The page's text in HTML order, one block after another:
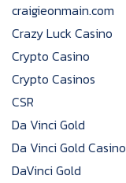
craigieonmain.com
Crazy Luck Casino
Crypto Casino
Crypto Casinos
CSR
Da Vinci Gold
Da Vinci Gold Casino
DaVinci Gold